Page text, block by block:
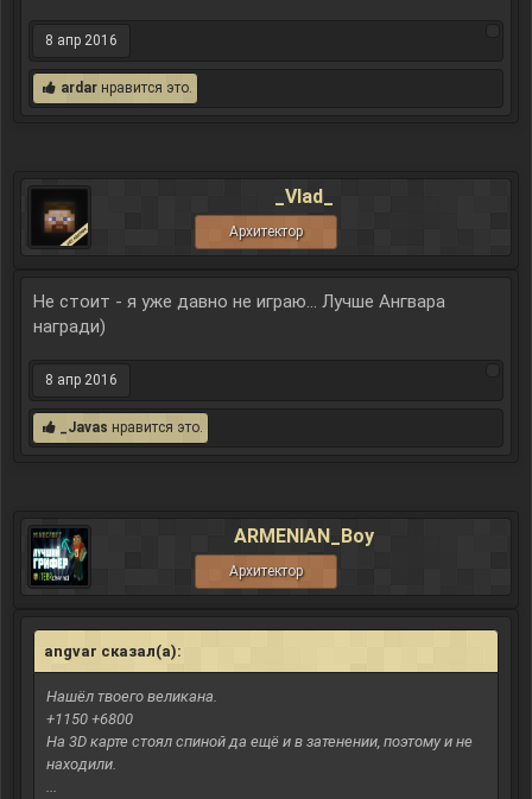
8 апр 2016
ardar нравится это.
_Vlad_
Архитектор
Не стоит - я уже давно не играю... Лучше Ангвара
награди)
8 апр 2016
_Javas нравится это.
ARMENIAN_Boy
Архитектор
angvar сказал(а):
Нашёл твоего великана.
+1150 +6800
На 3D карте стоял спиной да ещё и в затенении, поэтому и не
находили.
...